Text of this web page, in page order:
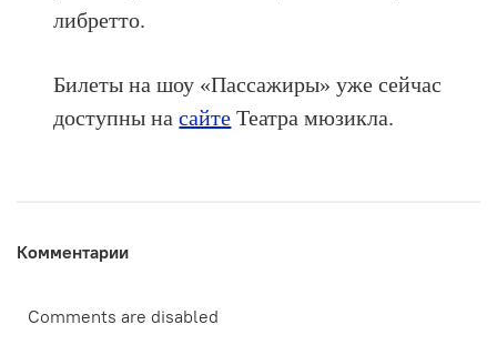
либретто.
Билеты на шоу «Пассажиры» уже сейчас
доступны насайте Театра мюзикла.
Комментарии
Comments are disabled